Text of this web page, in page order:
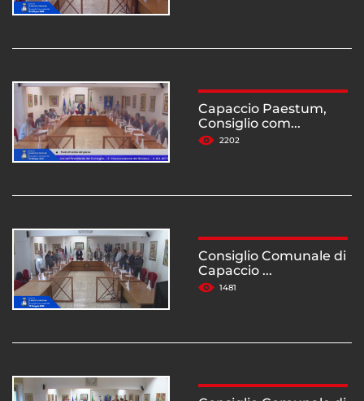
Capaccio Paestum,
Consiglio com...
2202
Consiglio Comunale di
Capaccio ...
1481